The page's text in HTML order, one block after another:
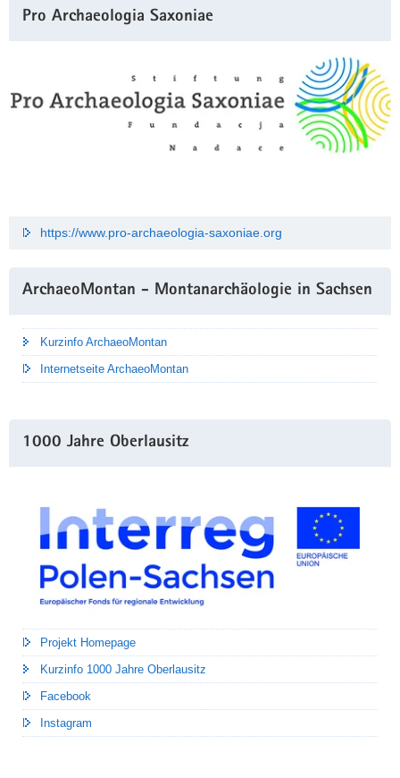
Pro Archaeologia Saxoniae
https://www.pro-archaeologia-saxoniae.org
ArchaeoMontan - Montanarchäologie in Sachsen
Kurzinfo ArchaeoMontan
Internetseite ArchaeoMontan
1000 Jahre Oberlausitz
Projekt Homepage
Kurzinfo 1000 Jahre Oberlausitz
Facebook
Instagram